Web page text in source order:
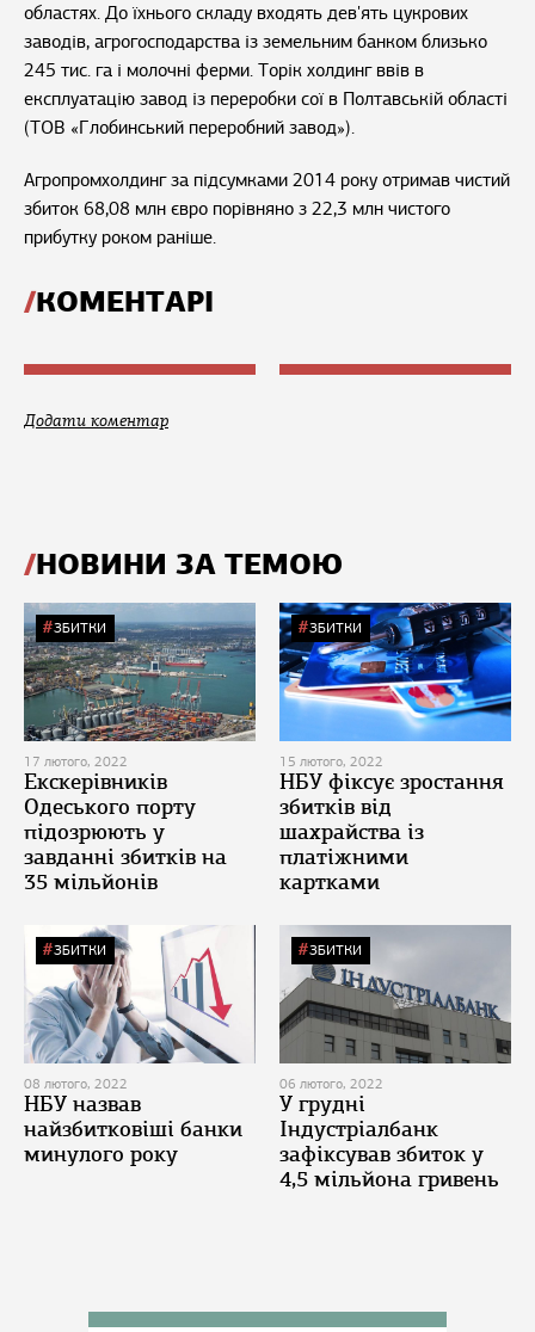
областях. До їхнього складу входять дев'ять цукрових
заводів, агрогосподарства із земельним банком близько
245 тис. га і молочні ферми. Торік холдинг ввів в
експлуатацію завод із переробки сої в Полтавській області
(ТОВ «Глобинський переробний завод»).
Агропромхолдинг за підсумками 2014 року отримав чистий
збиток 68,08 млн євро порівняно з 22,3 млн чистого
прибутку роком раніше.
КОМЕНТАРІ
Додати коментар
НОВИНИ ЗА ТЕМОЮ
ЗБИТКИ
17 лютого, 2022
Екскерівників
Одеського порту
підозрюють у
завданні збитків на
35 мільйонів
ЗБИТКИ
15 лютого, 2022
НБУ фіксує зростання
збитків від
шахрайства із
платіжними
картками
ЗБИТКИ
08 лютого, 2022
НБУ назвав
найзбитковіші банки
минулого року
ЗБИТКИ
06 лютого, 2022
У грудні
Індустріалбанк
зафіксував збиток у
4,5 мільйона гривень